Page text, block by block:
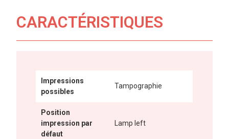
CARACTÉRISTIQUES
Impressions
possibles
Tampographie
Position
impression par
défaut
Lamp left